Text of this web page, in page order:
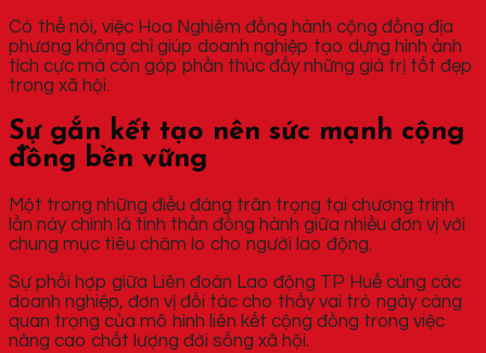
Có thể nói, việc Hoa Nghiêm đồng hành cộng đồng địa
phương không chỉ giúp doanh nghiệp tạo dựng hình ảnh
tích cực mà còn góp phần thúc đẩy những giá trị tốt đẹp
trong xã hội.
Sự gắn kết tạo nên sức mạnh cộng
đồng bền vững
Một trong những điều đáng trân trọng tại chương trình
lần này chính là tinh thần đồng hành giữa nhiều đơn vị với
chung mục tiêu chăm lo cho người lao động.
Sự phối hợp giữa Liên đoàn Lao động TP Huế cùng các
doanh nghiệp, đơn vị đối tác cho thấy vai trò ngày càng
quan trọng của mô hình liên kết cộng đồng trong việc
nâng cao chất lượng đời sống xã hội.